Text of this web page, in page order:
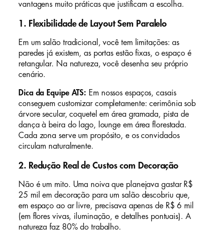
vantagens muito práticas que justificam a escolha.
1. Flexibilidade de Layout Sem Paralelo
Em um salão tradicional, você tem limitações: as
paredes já existem, as portas estão fixas, o espaço é
retangular. Na natureza, você desenha seu próprio
cenário.
Dica da Equipe ATS: Em nossos espaços, casais
conseguem customizar completamente: cerimônia sob
árvore secular, coquetel em área gramada, pista de
dança à beira do lago, lounge em área florestada.
Cada zona serve um propósito, e os convidados
circulam naturalmente.
2. Redução Real de Custos com Decoração
Não é um mito. Uma noiva que planejava gastar R$
25 mil em decoração para um salão descobriu que,
em espaço ao ar livre, precisava apenas de R$ 6 mil
(em flores vivas, iluminação, e detalhes pontuais). A
natureza faz 80% do trabalho.